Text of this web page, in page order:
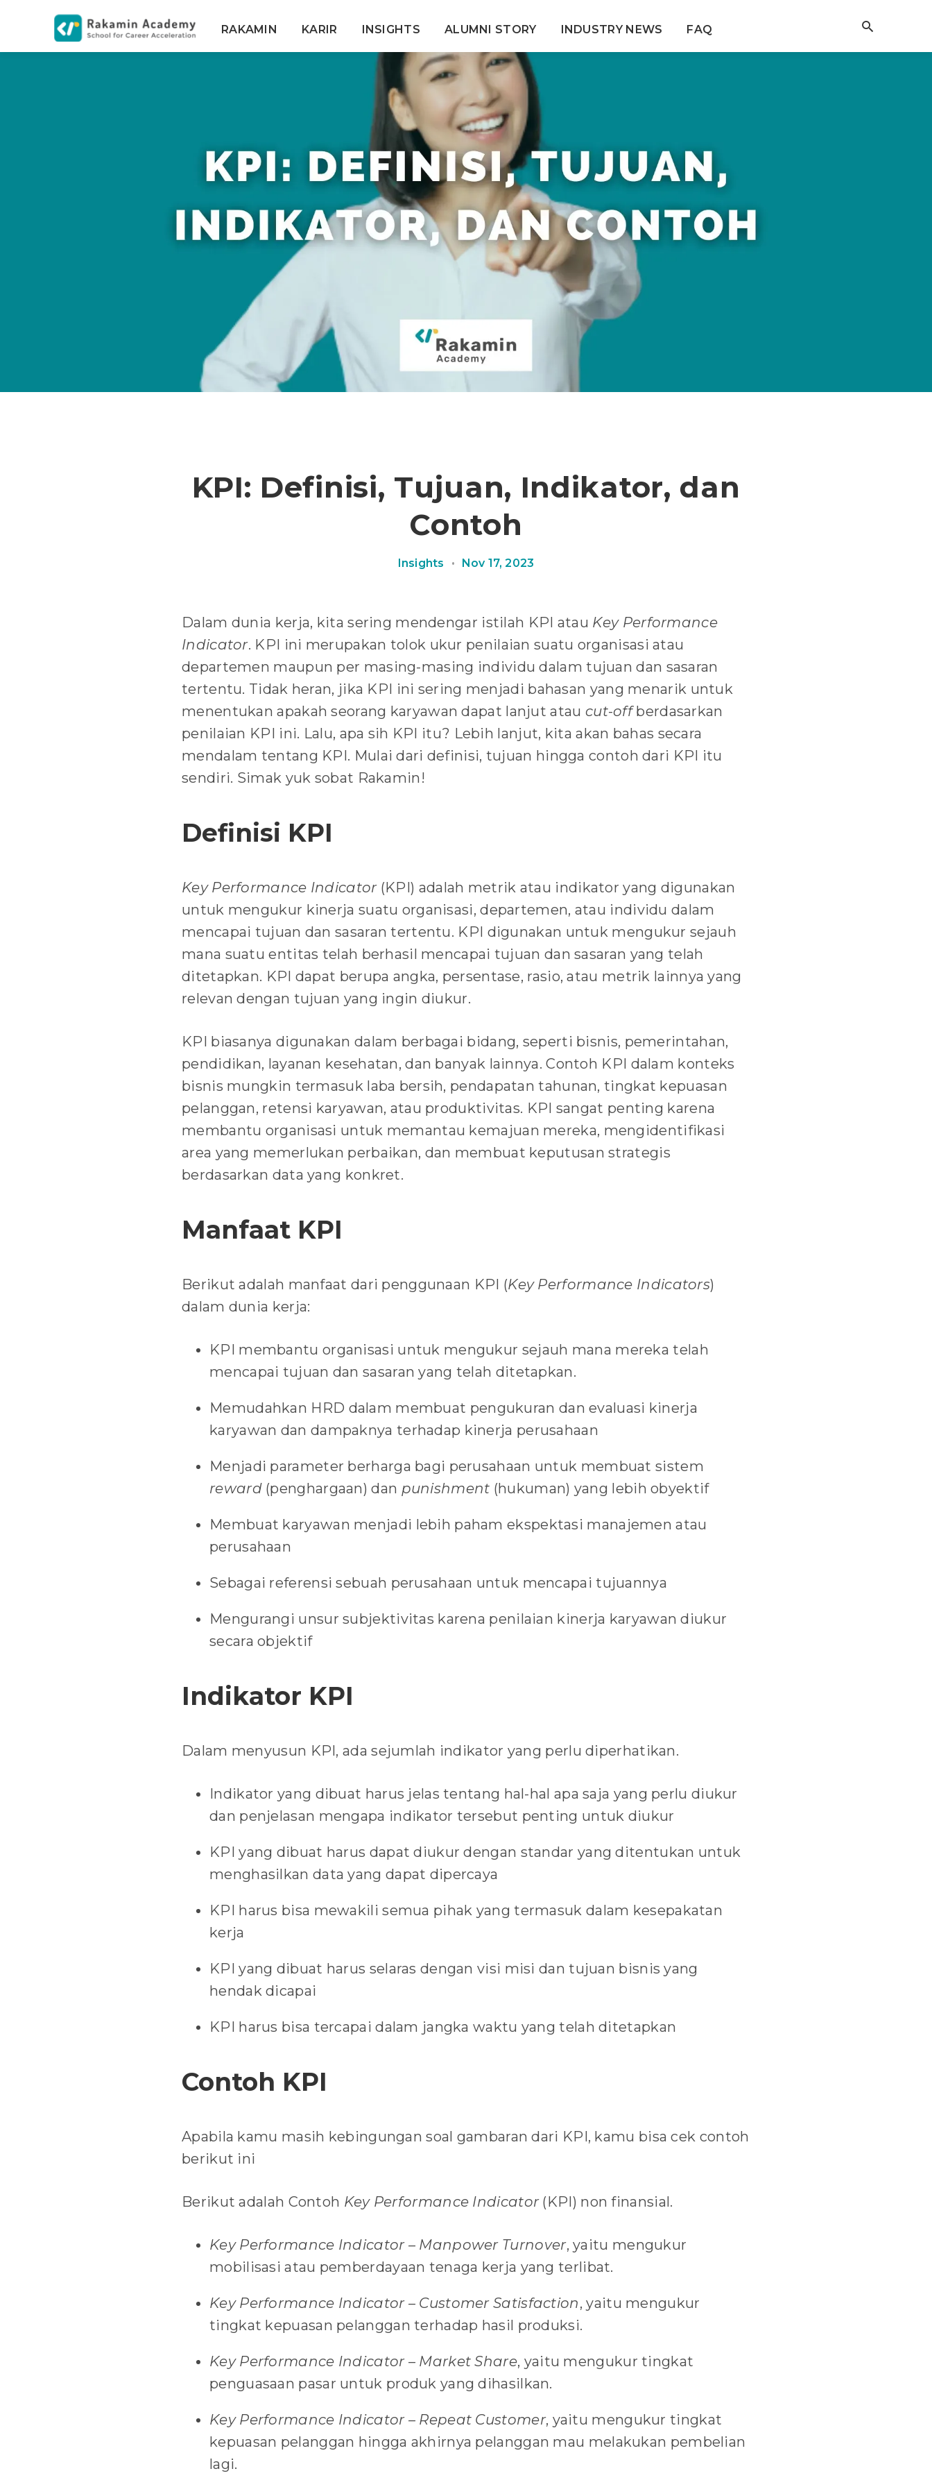
RAKAMIN KARIR INSIGHTS ALUMNI STORY INDUSTRY NEWS FAQ
KPI: Definisi, Tujuan, Indikator, dan
Contoh
Insights • Nov 17, 2023
Dalam dunia kerja, kita sering mendengar istilah KPI atau Key Performance
Indicator. KPI ini merupakan tolok ukur penilaian suatu organisasi atau
departemen maupun per masing-masing individu dalam tujuan dan sasaran
tertentu. Tidak heran, jika KPI ini sering menjadi bahasan yang menarik untuk
menentukan apakah seorang karyawan dapat lanjut atau cut-offberdasarkan
penilaian KPI ini. Lalu, apa sih KPI itu? Lebih lanjut, kita akan bahas secara
mendalam tentang KPI. Mulai dari definisi, tujuan hingga contoh dari KPI itu
sendiri. Simak yuk sobat Rakamin!
Definisi KPI
Key Performance Indicator(KPI) adalah metrik atau indikator yang digunakan
untuk mengukur kinerja suatu organisasi, departemen, atau individu dalam
mencapai tujuan dan sasaran tertentu. KPI digunakan untuk mengukur sejauh
mana suatu entitas telah berhasil mencapai tujuan dan sasaran yang telah
ditetapkan. KPI dapat berupa angka, persentase, rasio, atau metrik lainnya yang
relevan dengan tujuan yang ingin diukur.
KPI biasanya digunakan dalam berbagai bidang, seperti bisnis, pemerintahan,
pendidikan, layanan kesehatan, dan banyak lainnya. Contoh KPI dalam konteks
bisnis mungkin termasuk laba bersih, pendapatan tahunan, tingkat kepuasan
pelanggan, retensi karyawan, atau produktivitas. KPI sangat penting karena
membantu organisasi untuk memantau kemajuan mereka, mengidentifikasi
area yang memerlukan perbaikan, dan membuat keputusan strategis
berdasarkan data yang konkret.
Manfaat KPI
Berikut adalah manfaat dari penggunaan KPI (Key Performance Indicators)
dalam dunia kerja:
KPI membantu organisasi untuk mengukur sejauh mana mereka telah
mencapai tujuan dan sasaran yang telah ditetapkan.
Memudahkan HRD dalam membuat pengukuran dan evaluasi kinerja
karyawan dan dampaknya terhadap kinerja perusahaan
Menjadi parameter berharga bagi perusahaan untuk membuat sistem
reward (penghargaan) dan punishment (hukuman) yang lebih obyektif
Membuat karyawan menjadi lebih paham ekspektasi manajemen atau
perusahaan
Sebagai referensi sebuah perusahaan untuk mencapai tujuannya
Mengurangi unsur subjektivitas karena penilaian kinerja karyawan diukur
secara objektif
Indikator KPI
Dalam menyusun KPI, ada sejumlah indikator yang perlu diperhatikan.
Indikator yang dibuat harus jelas tentang hal-hal apa saja yang perlu diukur
dan penjelasan mengapa indikator tersebut penting untuk diukur
KPI yang dibuat harus dapat diukur dengan standar yang ditentukan untuk
menghasilkan data yang dapat dipercaya
KPI harus bisa mewakili semua pihak yang termasuk dalam kesepakatan
kerja
KPI yang dibuat harus selaras dengan visi misi dan tujuan bisnis yang
hendak dicapai
KPI harus bisa tercapai dalam jangka waktu yang telah ditetapkan
Contoh KPI
Apabila kamu masih kebingungan soal gambaran dari KPI, kamu bisa cek contoh
berikut ini
Berikut adalah Contoh Key Performance Indicator(KPI) non finansial.
Key Performance Indicator – Manpower Turnover, yaitu mengukur
mobilisasi atau pemberdayaan tenaga kerja yang terlibat.
Key Performance Indicator – Customer Satisfaction, yaitu mengukur
tingkat kepuasan pelanggan terhadap hasil produksi.
Key Performance Indicator – Market Share, yaitu mengukur tingkat
penguasaan pasar untuk produk yang dihasilkan.
Key Performance Indicator – Repeat Customer, yaitu mengukur tingkat
kepuasan pelanggan hingga akhirnya pelanggan mau melakukan pembelian
lagi.